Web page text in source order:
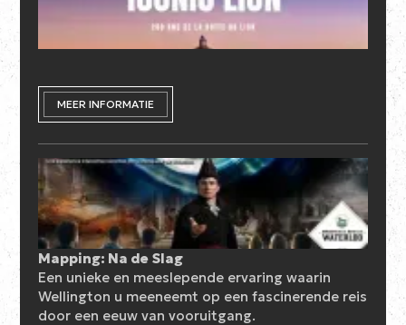
MEER INFORMATIE
Mapping: Na de Slag
Een unieke en meeslepende ervaring waarin
Wellington u meeneemt op een fascinerende reis
door een eeuw van vooruitgang.